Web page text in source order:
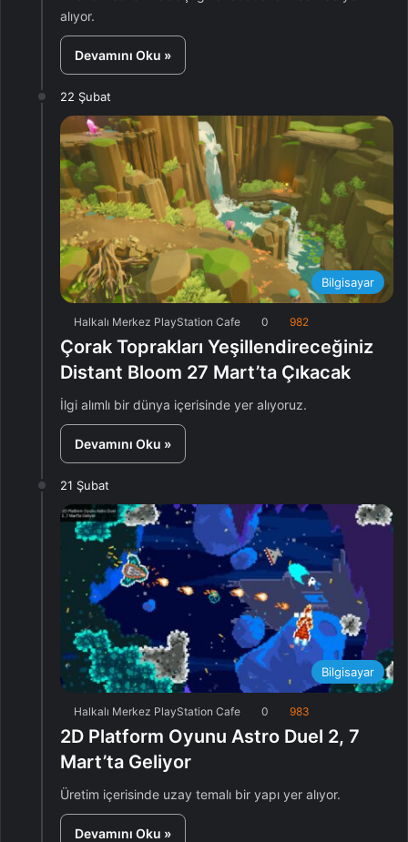
alıyor.
Devamını Oku »
22 Şubat
Bilgisayar
Halkalı Merkez PlayStation Cafe 0 982
Çorak Toprakları Yeşillendireceğiniz
Distant Bloom 27 Mart’ta Çıkacak
İlgi alımlı bir dünya içerisinde yer alıyoruz.
Devamını Oku »
21 Şubat
Bilgisayar
Halkalı Merkez PlayStation Cafe 0 983
2D Platform Oyunu Astro Duel 2, 7
Mart’ta Geliyor
Üretim içerisinde uzay temalı bir yapı yer alıyor.
Devamını Oku »